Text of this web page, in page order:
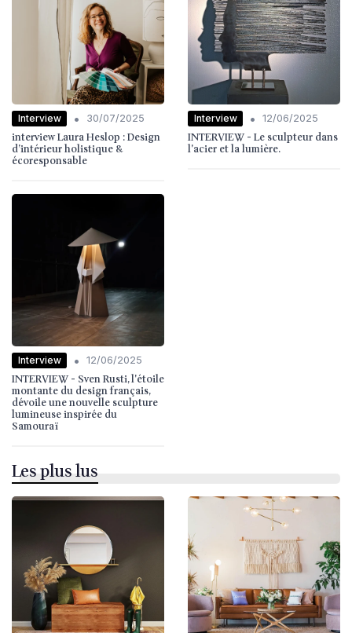
Interview • 30/07/2025
interview Laura Heslop : Design
d’intérieur holistique &
écoresponsable
Interview • 12/06/2025
INTERVIEW - Le sculpteur dans
l'acier et la lumière.
Interview • 12/06/2025
INTERVIEW - Sven Rusti, l'étoile
montante du design français,
dévoile une nouvelle sculpture
lumineuse inspirée du
Samouraï
Les plus lus